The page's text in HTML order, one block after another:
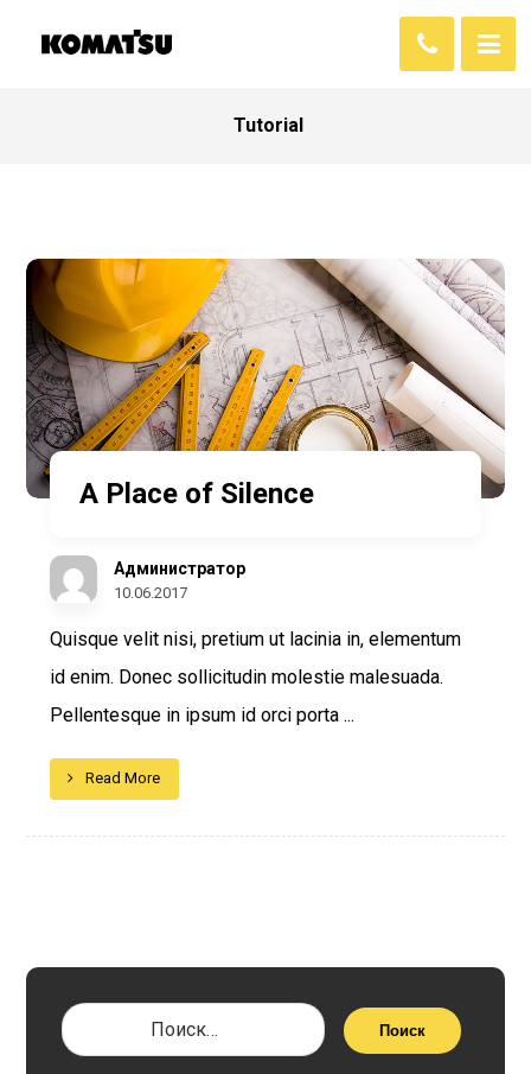
Tutorial
A Place of Silence
Администратор
10.06.2017
Quisque velit nisi, pretium ut lacinia in, elementum
id enim. Donec sollicitudin molestie malesuada.
Pellentesque in ipsum id orci porta ...
Read More
Поиск